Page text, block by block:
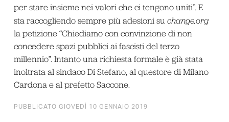
per stare insieme nei valori che ci tengono uniti”. E
sta raccogliendo sempre più adesioni su change.org
la petizione “Chiediamo con convinzione di non
concedere spazi pubblici ai fascisti del terzo
millennio”. Intanto una richiesta formale è già stata
inoltrata al sindaco Di Stefano, al questore di Milano
Cardona e al prefetto Saccone.
PUBBLICATO GIOVEDÌ 10 GENNAIO 2019